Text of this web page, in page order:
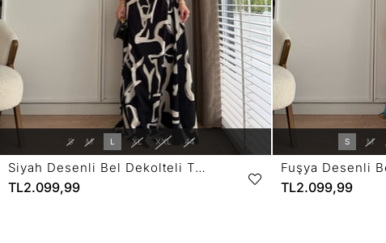
S M L XL XXL 44
Siyah Desenli Bel Dekolteli Tek Omuz Elbise 5956
TL2.099,99
S M
TL2.099,99